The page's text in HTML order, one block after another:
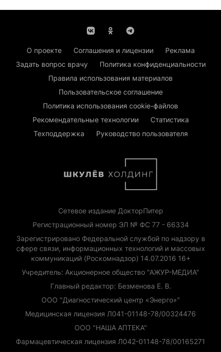
О проекте Соглашения и лицензии
Реклама
Задать вопрос врачу
Политика конфиденциальности
Правила использования материалов
Пользовательское соглашение
Политика использования cookie-файлов
Рекомендательные технологии
Статистика
Техподдержка
Руководство пользователя
Сетевое издание ДокторПитер
Регистрационный номер ЭЛ № ФС 77 - 66334
Зарегистрировано Федеральной службой по надзору в
сфере связи, информационных технологий и массовых
коммуникаций (Роскомнадзор) 14.07.2016 16+
Учредитель: Акционерное общество "АЖУР-МЕДИА"
Главный редактор: Безменова Е. В.
ООО "Диагностический центр «Энерго»"
Медицинская лицензия Л041-01148-78/00324476
ООО "НАША АПТЕКА"
Фармацевтическая лицензия Л042-01148-78/00165271